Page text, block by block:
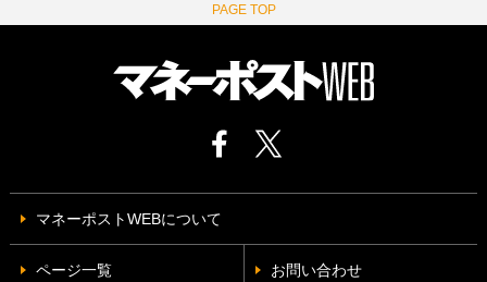
PAGE TOP
マネーポストWEBについて
ページ一覧 お問い合わせ